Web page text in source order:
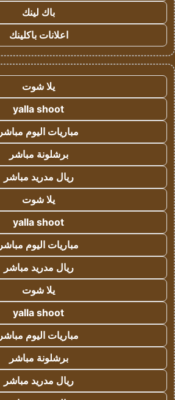
باك لينك
اعلانات باكلينك
يلا شوت
yalla shoot
مباريات اليوم مباشر
برشلونة مباشر
ريال مدريد مباشر
يلا شوت
yalla shoot
مباريات اليوم مباشر
ريال مدريد مباشر
يلا شوت
yalla shoot
مباريات اليوم مباشر
برشلونة مباشر
ريال مدريد مباشر